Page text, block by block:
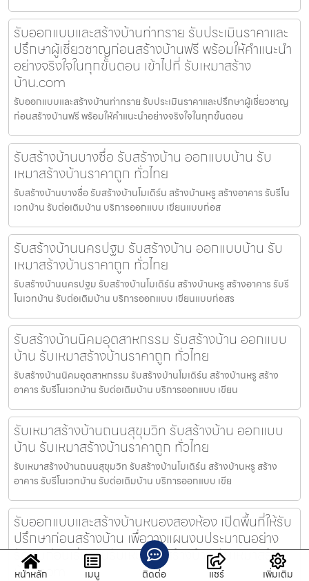
รับออกแบบและสร้างบ้านท่าทราย รับประเมินราคาและ
ปรึกษาผู้เชี่ยวชาญก่อนสร้างบ้านฟรี พร้อมให้คำแนะนำ
อย่างจริงใจในทุกขั้นตอน เข้าไปที่ รับเหมาสร้าง
บ้าน.com
รับออกแบบและสร้างบ้านท่าทราย รับประเมินราคาและปรึกษาผู้เชี่ยวชาญ
ก่อนสร้างบ้านฟรี พร้อมให้คำแนะนำอย่างจริงใจในทุกขั้นตอน
รับสร้างบ้านบางซื่อ รับสร้างบ้าน ออกแบบบ้าน รับ
เหมาสร้างบ้านราคาถูก ทั่วไทย
รับสร้างบ้านบางซื่อ รับสร้างบ้านโมเดิร์น สร้างบ้านหรู สร้างอาคาร รับรีโน
เวทบ้าน รับต่อเติมบ้าน บริการออกแบบ เขียนแบบก่อส
รับสร้างบ้านนครปฐม รับสร้างบ้าน ออกแบบบ้าน รับ
เหมาสร้างบ้านราคาถูก ทั่วไทย
รับสร้างบ้านนครปฐม รับสร้างบ้านโมเดิร์น สร้างบ้านหรู สร้างอาคาร รับรี
โนเวทบ้าน รับต่อเติมบ้าน บริการออกแบบ เขียนแบบก่อสร
รับสร้างบ้านนิคมอุตสาหกรรม รับสร้างบ้าน ออกแบบ
บ้าน รับเหมาสร้างบ้านราคาถูก ทั่วไทย
รับสร้างบ้านนิคมอุตสาหกรรม รับสร้างบ้านโมเดิร์น สร้างบ้านหรู สร้าง
อาคาร รับรีโนเวทบ้าน รับต่อเติมบ้าน บริการออกแบบ เขียน
รับเหมาสร้างบ้านถนนสุขุมวิท รับสร้างบ้าน ออกแบบ
บ้าน รับเหมาสร้างบ้านราคาถูก ทั่วไทย
รับเหมาสร้างบ้านถนนสุขุมวิท รับสร้างบ้านโมเดิร์น สร้างบ้านหรู สร้าง
อาคาร รับรีโนเวทบ้าน รับต่อเติมบ้าน บริการออกแบบ เขีย
รับออกแบบและสร้างบ้านหนองสองห้อง เปิดพื้นที่ให้รับ
ปรึกษาก่อนสร้างบ้าน เพื่อวางแผนงบประมาณอย่าง
รัดกุมก่อนเริ่มงานรับเหมาก่อสร้างบ้าน รับเหมาสร้าง
บ้าน.com
หน้าหลัก เมนู ติดต่อ แชร์ เพิ่มเติม